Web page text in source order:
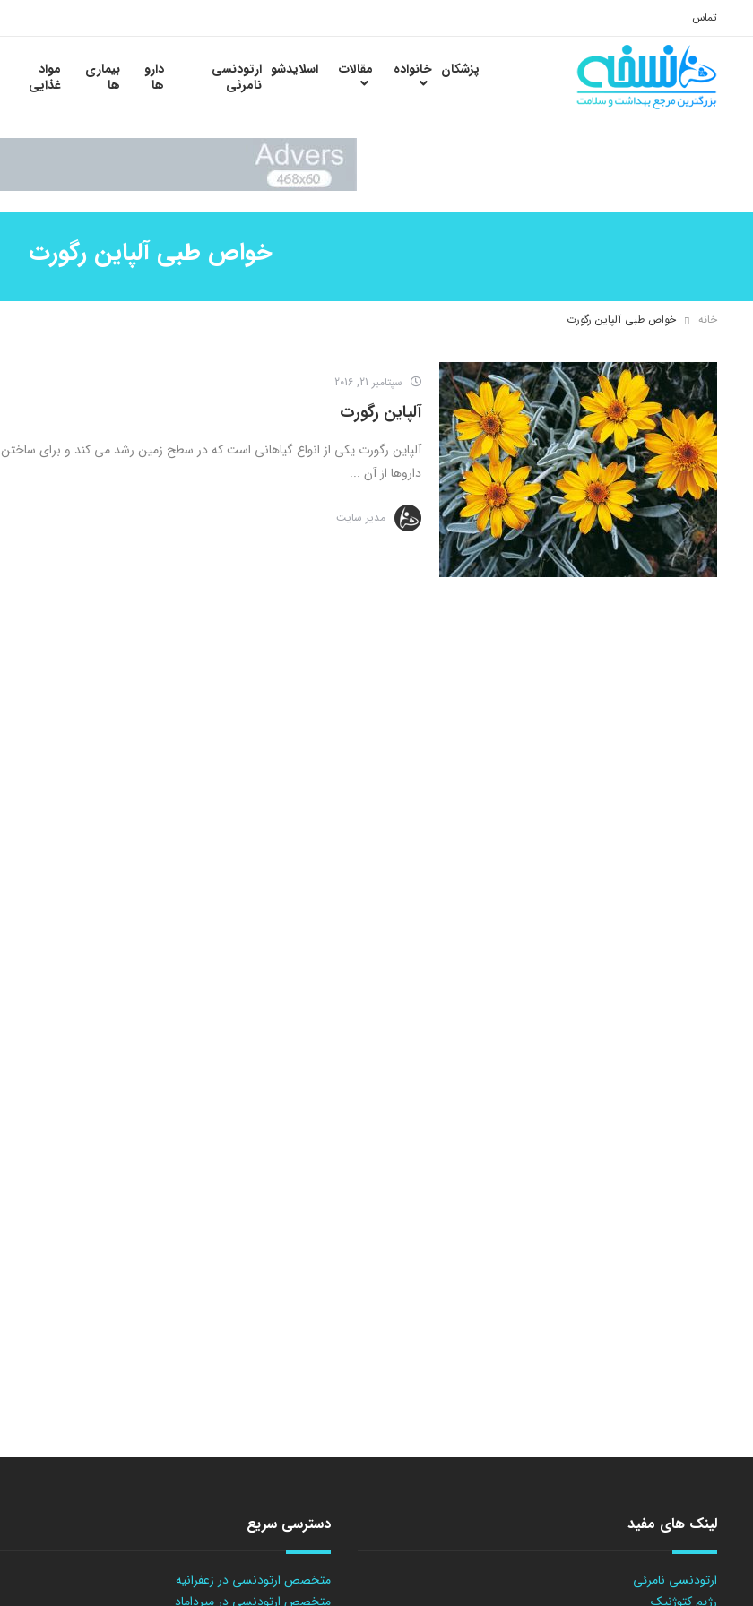
تماس
پزشکان خانواده مقالات اسلایدشو ارتودنسی
نامرئی
دارو
ها
بیماری
ها
مواد
غذایی
خواص طبی آلپاین رگورت
خانه خواص طبی آلپاین رگورت
سپتامبر 21, 2016
آلپاین رگورت
آلپاین رگورت یکی از انواع گیاهانی است که در سطح زمین رشد می کند و برای ساختن
داروها از آن ...
مدیر سایت
لینک های مفید
ارتودنسی نامرئی
رژیم کتوژنیک
دسترسی سریع
متخصص ارتودنسی در زعفرانیه
متخصص ارتودنسی در میرداماد